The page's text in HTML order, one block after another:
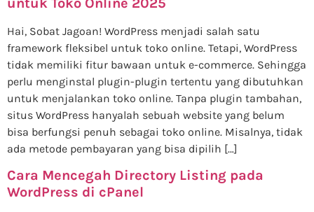
Hai, Sobat Jagoan! WordPress menjadi salah satu
framework fleksibel untuk toko online. Tetapi, WordPress
tidak memiliki fitur bawaan untuk e-commerce. Sehingga
perlu menginstal plugin-plugin tertentu yang dibutuhkan
untuk menjalankan toko online. Tanpa plugin tambahan,
situs WordPress hanyalah sebuah website yang belum
bisa berfungsi penuh sebagai toko online. Misalnya, tidak
ada metode pembayaran yang bisa dipilih […]
Cara Mencegah Directory Listing pada
WordPress di cPanel